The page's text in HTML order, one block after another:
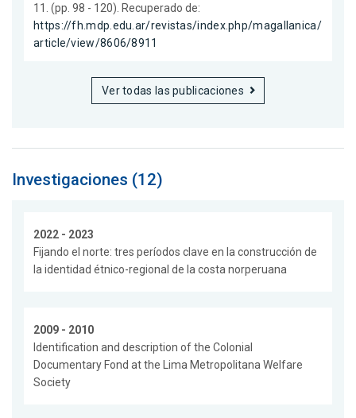
11. (pp. 98 - 120). Recuperado de:
https://fh.mdp.edu.ar/revistas/index.php/magallanica/
article/view/8606/8911
Ver todas las publicaciones
Investigaciones (12)
2022 - 2023
Fijando el norte: tres períodos clave en la construcción de
la identidad étnico-regional de la costa norperuana
2009 - 2010
Identification and description of the Colonial
Documentary Fond at the Lima Metropolitana Welfare
Society